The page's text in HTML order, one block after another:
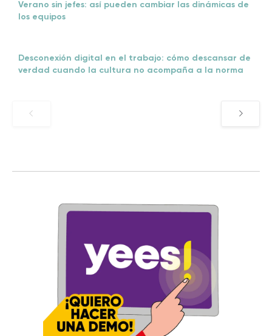
Verano sin jefes: así pueden cambiar las dinámicas de
los equipos
Desconexión digital en el trabajo: cómo descansar de
verdad cuando la cultura no acompaña a la norma